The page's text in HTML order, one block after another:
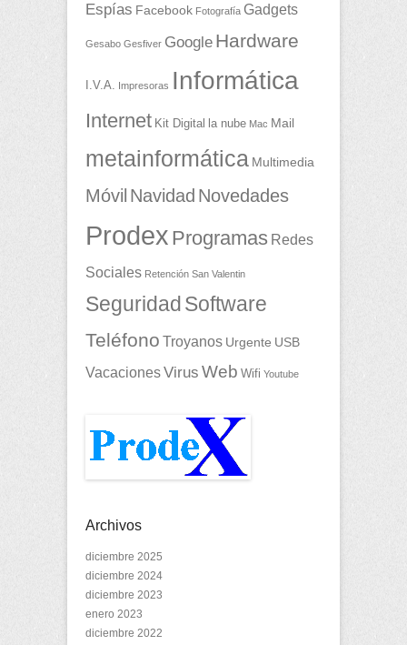
Espías Facebook Fotografía Gadgets
Gesabo Gesfiver Google Hardware
I.V.A. Impresoras Informática
Internet Kit Digital la nube Mac Mail
metainformática Multimedia
Móvil Navidad Novedades
Prodex Programas Redes
Sociales Retención San Valentin
Seguridad Software
Teléfono Troyanos Urgente USB
VacacionesVirus Web Wifi Youtube
Archivos
diciembre 2025
diciembre 2024
diciembre 2023
enero 2023
diciembre 2022